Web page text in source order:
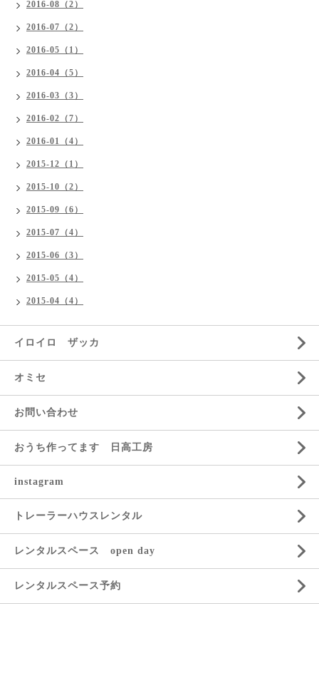
2016-08（2）
2016-07（2）
2016-05（1）
2016-04（5）
2016-03（3）
2016-02（7）
2016-01（4）
2015-12（1）
2015-10（2）
2015-09（6）
2015-07（4）
2015-06（3）
2015-05（4）
2015-04（4）
イロイロ ザッカ
オミセ
お問い合わせ
おうち作ってます 日高工房
instagram
トレーラーハウスレンタル
レンタルスペース open day
レンタルスペース予約